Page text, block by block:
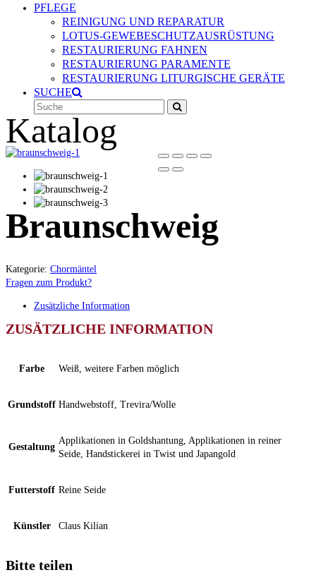
PFLEGE
REINIGUNG UND REPARATUR
LOTUS-GEWEBESCHUTZAUSRÜSTUNG
RESTAURIERUNG FAHNEN
RESTAURIERUNG PARAMENTE
RESTAURIERUNG LITURGISCHE GERÄTE
SUCHE
Suche
Katalog
Braunschweig
Kategorie: Chormäntel
Fragen zum Produkt?
Zusätzliche Information
ZUSÄTZLICHE INFORMATION
Farbe Weiß, weitere Farben möglich
Grundstoff Handwebstoff, Trevira/Wolle
Gestaltung
Applikationen in Goldshantung, Applikationen in reiner
Seide, Handstickerei in Twist und Japangold
Futterstoff Reine Seide
Künstler Claus Kilian
Bitte teilen